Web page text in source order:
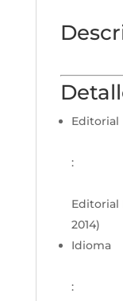
Editorial
:
Editorial
2014)
Idioma
: